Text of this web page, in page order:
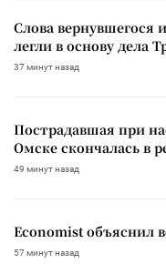
Слова вернувшегося
легли в основу дела
37 минут назад
Пострадавшая при
Омске скончалась в
49 минут назад
Economist объяснил
57 минут назад